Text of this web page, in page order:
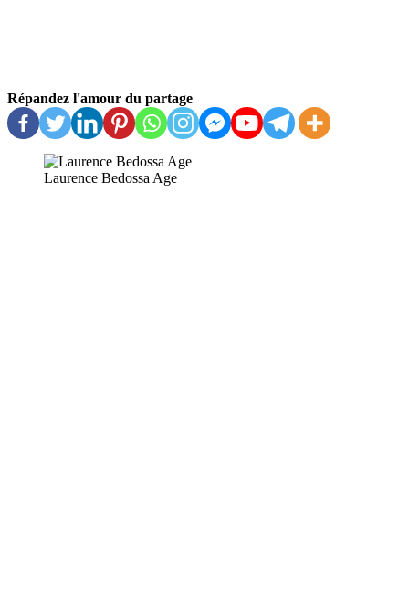
Répandez l'amour du partage
Laurence Bedossa Age